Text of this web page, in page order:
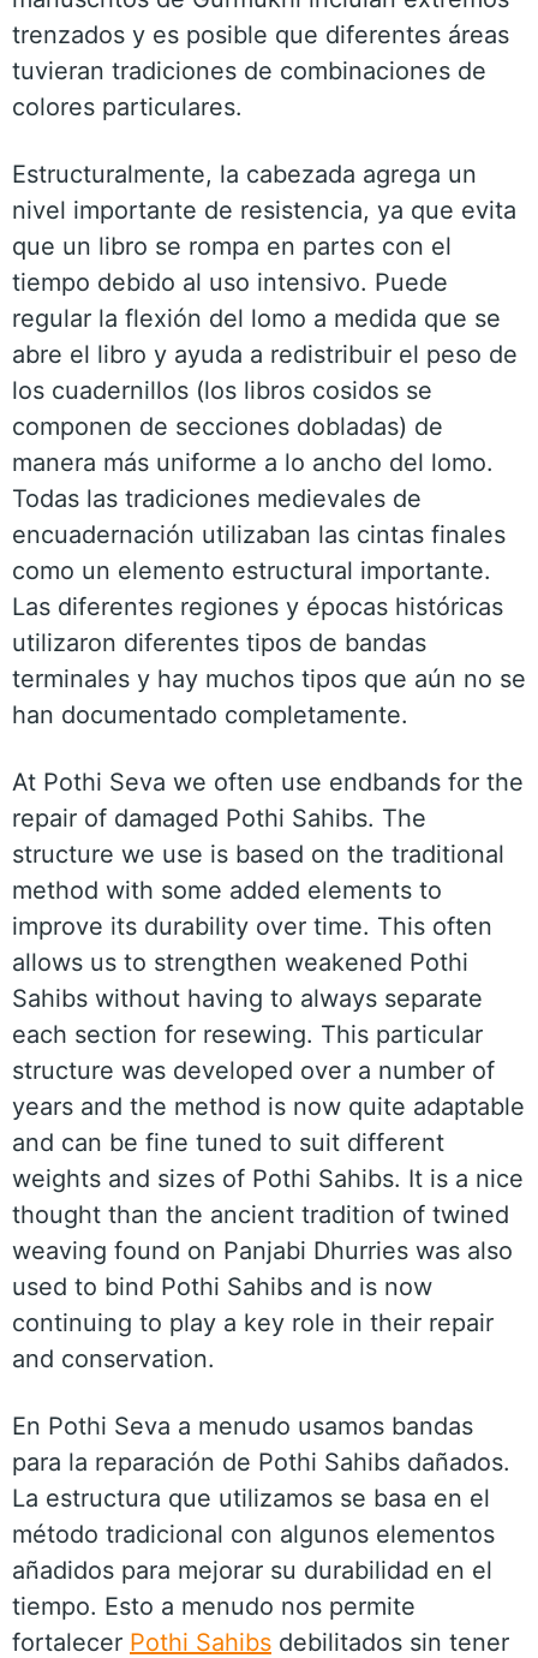
trenzados y es posible que diferentes áreas
tuvieran tradiciones de combinaciones de
colores particulares.
Estructuralmente, la cabezada agrega un
nivel importante de resistencia, ya que evita
que un libro se rompa en partes con el
tiempo debido al uso intensivo. Puede
regular la flexión del lomo a medida que se
abre el libro y ayuda a redistribuir el peso de
los cuadernillos (los libros cosidos se
componen de secciones dobladas) de
manera más uniforme a lo ancho del lomo.
Todas las tradiciones medievales de
encuadernación utilizaban las cintas finales
como un elemento estructural importante.
Las diferentes regiones y épocas históricas
utilizaron diferentes tipos de bandas
terminales y hay muchos tipos que aún no se
han documentado completamente.
At Pothi Seva we often use endbands for the
repair of damaged Pothi Sahibs. The
structure we use is based on the traditional
method with some added elements to
improve its durability over time. This often
allows us to strengthen weakened Pothi
Sahibs without having to always separate
each section for resewing. This particular
structure was developed over a number of
years and the method is now quite adaptable
and can be fine tuned to suit different
weights and sizes of Pothi Sahibs. It is a nice
thought than the ancient tradition of twined
weaving found on Panjabi Dhurries was also
used to bind Pothi Sahibs and is now
continuing to play a key role in their repair
and conservation.
En Pothi Seva a menudo usamos bandas
para la reparación de Pothi Sahibs dañados.
La estructura que utilizamos se basa en el
método tradicional con algunos elementos
añadidos para mejorar su durabilidad en el
tiempo. Esto a menudo nos permite
fortalecer Pothi Sahibs debilitados sin tener